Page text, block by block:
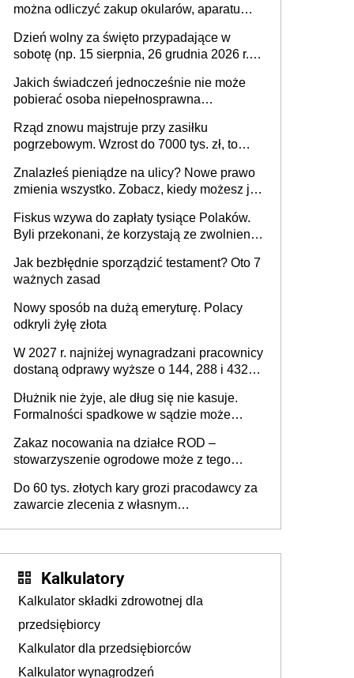
można odliczyć zakup okularów, aparatu
Dzień wolny za święto przypadające w
sobotę (np. 15 sierpnia, 26 grudnia 2026 r.) –
pracodawcy (sektor prywatny i administracja
publiczna), najczęstsze pytania
Jakich świadczeń jednocześnie nie może
pobierać osoba niepełnosprawna
Rząd znowu majstruje przy zasiłku
pogrzebowym. Wzrost do 7000 tys. zł, to
Znalazłeś pieniądze na ulicy? Nowe prawo
zmienia wszystko. Zobacz, kiedy możesz je
Fiskus wzywa do zapłaty tysiące Polaków.
Byli przekonani, że korzystają ze zwolnienia
Jak bezbłędnie sporządzić testament? Oto 7
ważnych zasad
Nowy sposób na dużą emeryturę. Polacy
odkryli żyłę złota
W 2027 r. najniżej wynagradzani pracownicy
dostaną odprawy wyższe o 144, 288 i 432
Dłużnik nie żyje, ale dług się nie kasuje.
Formalności spadkowe w sądzie może
zmarłego
Zakaz nocowania na działce ROD –
stowarzyszenie ogrodowe może z tego
działki (wypowiedzieć dzierżawę)?
Do 60 tys. złotych kary grozi pracodawcy za
zawarcie zlecenia z własnym
Kalkulatory
Kalkulator składki zdrowotnej dla
przedsiębiorcy
Kalkulator dla przedsiębiorców
Kalkulator wynagrodzeń